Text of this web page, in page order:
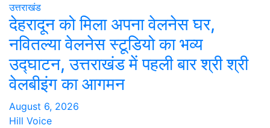
उत्तराखंड
देहरादून को मिला अपना वेलनेस घर,
नवितल्या वेलनेस स्टूडियो का भव्य
उद्घाटन, उत्तराखंड में पहली बार श्री श्री
वेलबीइंग का आगमन
August 6, 2026
Hill Voice